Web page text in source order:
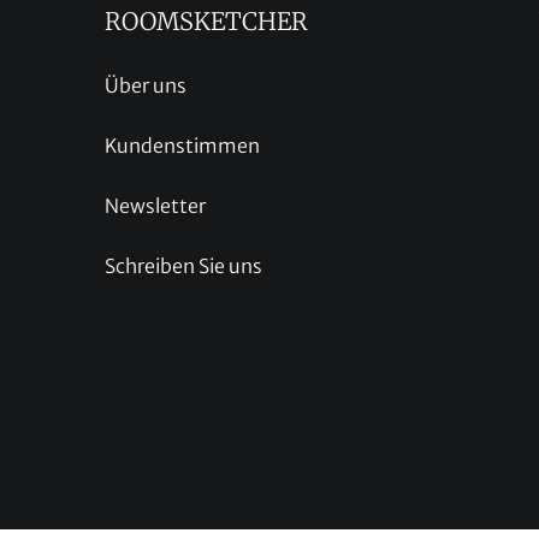
ROOMSKETCHER
Über uns
Kundenstimmen
Newsletter
Schreiben Sie uns